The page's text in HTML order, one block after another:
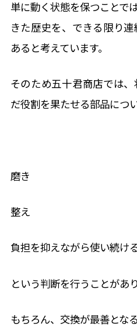
単に動く状態を保つことで
きた歴史を、できる限り
あると考えています。
そのため五十君商店では
だ役割を果たせる部品につ
磨き
整え
負担を抑えながら使い続け
という判断を行うことがあり
もちろん、交換が最善とな